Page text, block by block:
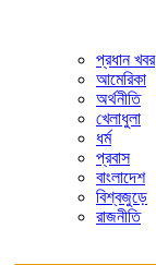
প্রধান খবর
আমেরিকা
অর্থনীতি
খেলাধুলা
ধর্ম
প্রবাস
বাংলাদেশ
বিশ্বজুড়ে
রাজনীতি